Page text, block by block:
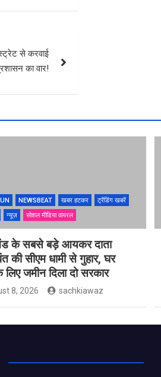
से करवाई
का वार!
NEWSBEAT खबर हटकर
ट्रेंडिंग खबरें
न्यूज़ सोशल मीडिया वायरल
के सबसे बड़े आयकर दाता
की सीएम धामी से गुहार, घर
जमीन दिला दो सरकार
8, 2026 sachkiawaz